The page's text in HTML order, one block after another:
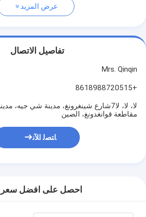
عرض المزيد
تفاصيل الاتصال
Mrs. Qinqin
+8618988720515
لا، لا، لا7شارع شينغرونغ، مدينة شي جيه،
مقاطعة قوانغدونغ، الصين
ﺎﺘﺼﻟ ﺍﻶﻧ
احصل على افضل